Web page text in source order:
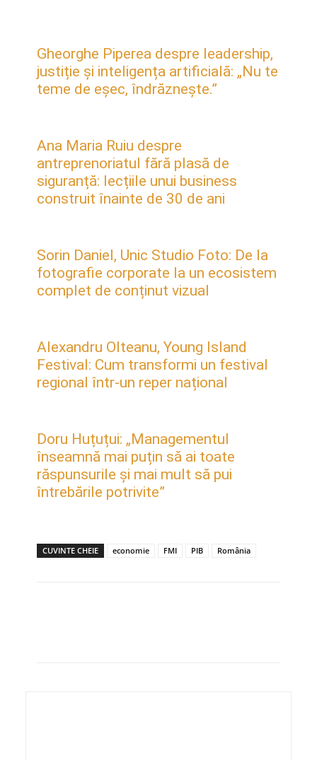
Gheorghe Piperea despre leadership,
justiție și inteligența artificială: „Nu te
teme de eșec, îndrăznește.”
Ana Maria Ruiu despre
antreprenoriatul fără plasă de
siguranță: lecțiile unui business
construit înainte de 30 de ani
Sorin Daniel, Unic Studio Foto: De la
fotografie corporate la un ecosistem
complet de conținut vizual
Alexandru Olteanu, Young Island
Festival: Cum transformi un festival
regional într-un reper național
Doru Huțuțui: „Managementul
înseamnă mai puțin să ai toate
răspunsurile și mai mult să pui
întrebările potrivite”
CUVINTE CHEIE economie FMI PIB România